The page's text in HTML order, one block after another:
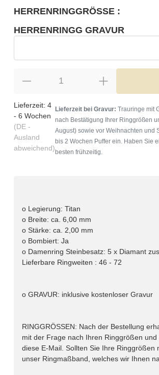
HERRENRINGGRÖSSE :
HERRENRINGG GRAVUR
Lieferzeit: 4
- 6 Wochen
(DE -
Ausland
abweichend)
Lieferzeit bei Gravur: Trauringe mit
nach Bestätigung Ihrer Ringgrößen
August) sowie vor Weihnachten und
bis 2 Wochen Puffer ein. Haben Sie
besten frühzeitig.
o Legierung: Titan
o Breite: ca. 6,00 mm
o Stärke: ca. 2,00 mm
o Bombiert: Ja
o Damenring Steinbesatz: 5 x Diamant
Lieferbare Ringweiten : 46 - 72
o GRAVUR: inklusive kostenloser Gravur
RINGGRÖSSEN: Nach der Bestellung
mit der Frage nach Ihren Ringgrößen
diese E-Mail. Sollten Sie Ihre
unser Ringmaßband, welches wir Ihnen